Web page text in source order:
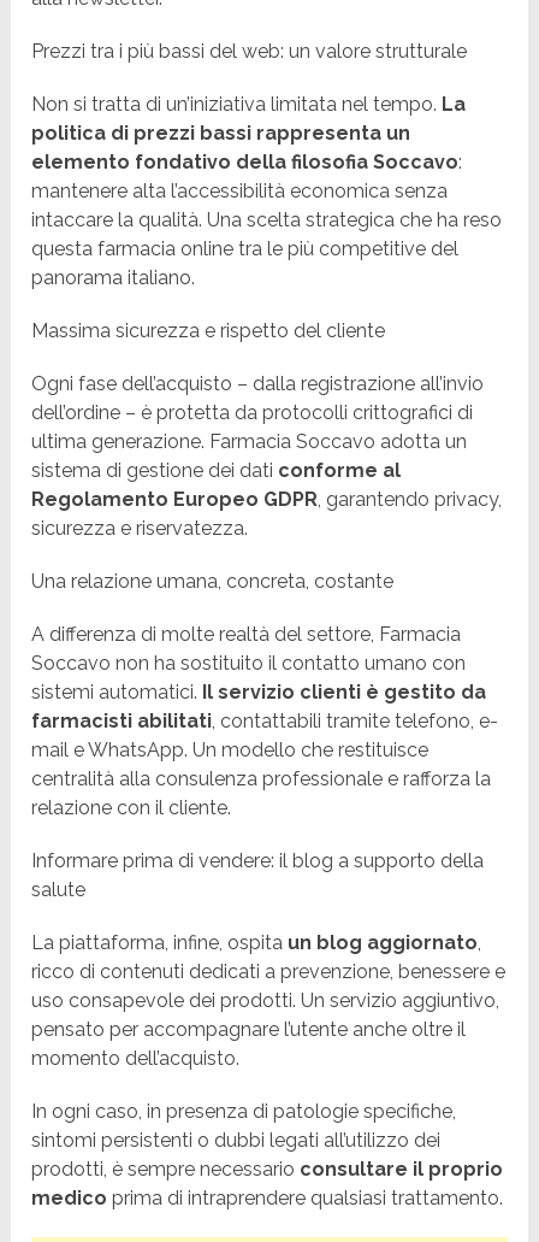
Prezzi tra i più bassi del web: un valore strutturale
Non si tratta di un’iniziativa limitata nel tempo. La
politica di prezzi bassi rappresenta un
elemento fondativo della filosofia Soccavo:
mantenere alta l’accessibilità economica senza
intaccare la qualità. Una scelta strategica che ha reso
questa farmacia online tra le più competitive del
panorama italiano.
Massima sicurezza e rispetto del cliente
Ogni fase dell’acquisto – dalla registrazione all’invio
dell’ordine – è protetta da protocolli crittografici di
ultima generazione. Farmacia Soccavo adotta un
sistema di gestione dei dati conforme al
Regolamento Europeo GDPR, garantendo privacy,
sicurezza e riservatezza.
Una relazione umana, concreta, costante
A differenza di molte realtà del settore, Farmacia
Soccavo non ha sostituito il contatto umano con
sistemi automatici. Il servizio clienti è gestito da
farmacisti abilitati, contattabili tramite telefono, e-
mail e WhatsApp. Un modello che restituisce
centralità alla consulenza professionale e rafforza la
relazione con il cliente.
Informare prima di vendere: il blog a supporto della
salute
La piattaforma, infine, ospita un blog aggiornato,
ricco di contenuti dedicati a prevenzione, benessere e
uso consapevole dei prodotti. Un servizio aggiuntivo,
pensato per accompagnare l’utente anche oltre il
momento dell’acquisto.
In ogni caso, in presenza di patologie specifiche,
sintomi persistenti o dubbi legati all’utilizzo dei
prodotti, è sempre necessario consultare il proprio
medico prima di intraprendere qualsiasi trattamento.